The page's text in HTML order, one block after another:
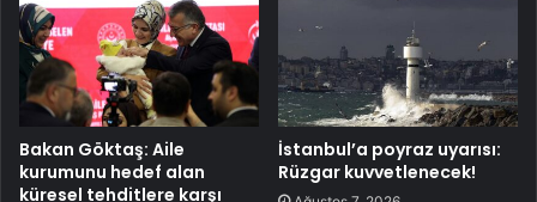
Bakan Göktaş: Aile
kurumunu hedef alan
küresel tehditlere karşı
İstanbul’a poyraz uyarısı:
Rüzgar kuvvetlenecek!